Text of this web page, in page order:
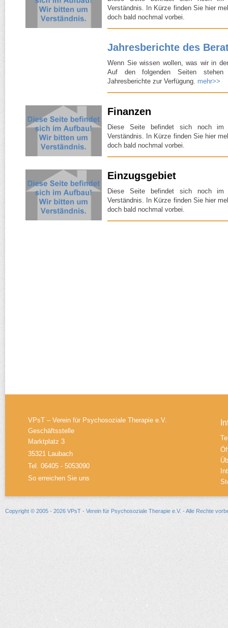
Verständnis. In Kürze finden Sie hier
doch bald nochmal vorbei.
Jahresberichte des
Wenn Sie wissen wollen, was wir in
Auf den folgenden Seiten stehen
Jahresberichte zur Verfügung. mehr>>
Finanzen
Diese Seite befindet sich noch
Verständnis. In Kürze finden Sie hier
doch bald nochmal vorbei.
Einzugsgebiet
Diese Seite befindet sich noch
Verständnis. In Kürze finden Sie hier
doch bald nochmal vorbei.
VPsT – Verein für Psychosoziale Therapie e.V.
Geschäftsstelle
Marktplatz 3
35321 Laubach
Tel. 06405 - 5053090
So erreichen Sie uns
Copyright © 2005 - 2026 VPsT - Verein für Psychosoziale Therapie e.V. - Alle Rechte